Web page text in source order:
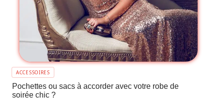
ACCESSOIRES
Pochettes ou sacs à accorder avec votre robe de
soirée chic ?